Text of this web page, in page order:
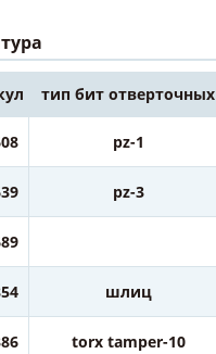
тип бит отверточных
pz-1
pz-3
шлиц
torx tamper-10